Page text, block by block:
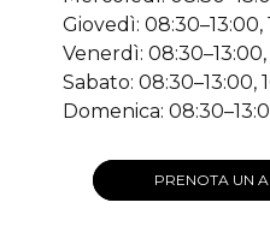
Giovedì: 08:30–13:00,
Venerdì:
Sabato: 08:30–13:00,
Domenica:
PRENOTA UN